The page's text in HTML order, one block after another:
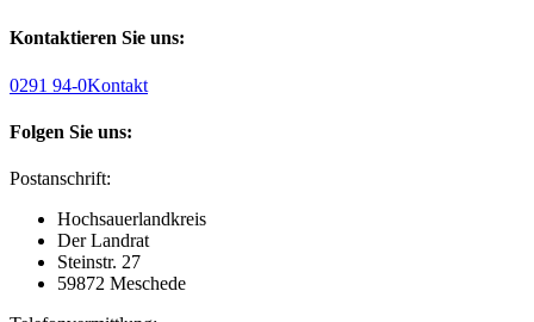
Kontaktieren Sie uns:
0291 94-0Kontakt
Folgen Sie uns:
Postanschrift:
Hochsauerlandkreis
Der Landrat
Steinstr. 27
59872 Meschede